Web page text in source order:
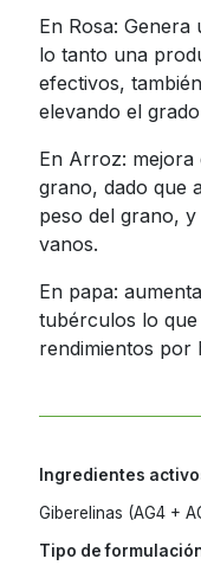
En Rosa:
lo tanto una
efectivos,
elevando el
En Arroz: mejora
grano, dado que
peso del grano,
vanos.
En papa:
tubérculos lo
rendimientos por
Ingredientes
Giberelinas (AG4 +
Tipo de